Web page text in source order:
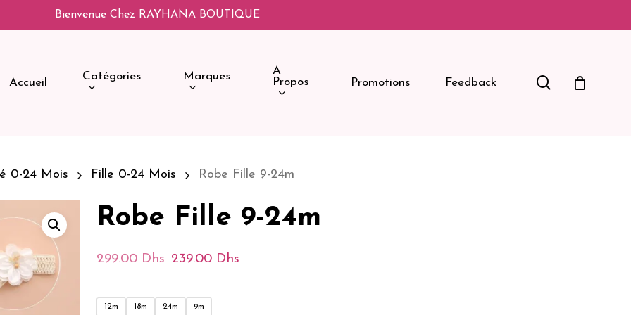
Bienvenue Chez RAYHANA BOUTIQUE
Accueil Catégories Marques
A
Propos
Promotions Feedback Search
0-24 Mois Fille 0-24 Mois Robe Fille 9-24m
Robe Fille 9-24m
299.00Dhs Le
Initial
239.00 DhsLe
12m 18m 24m 9m